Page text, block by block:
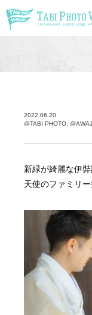
2022.06.20
@TABI PHOTO,
新緑が綺麗な伊
天使のファミリ